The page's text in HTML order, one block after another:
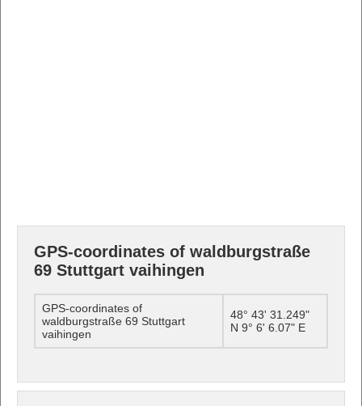
GPS-coordinates of waldburgstraße
69 Stuttgart vaihingen
GPS-coordinates of
waldburgstraße 69 Stuttgart
vaihingen
48° 43' 31.249"
N 9° 6' 6.07" E